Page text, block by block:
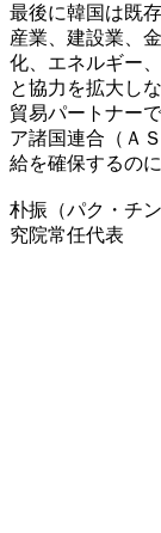
最後に韓国は既
産業、建設業、
化、エネルギー
と協力を拡大し
貿易パートナー
ア諸国連合（Ａ
給を確保するの
朴振（パク・チ
究院常任代表